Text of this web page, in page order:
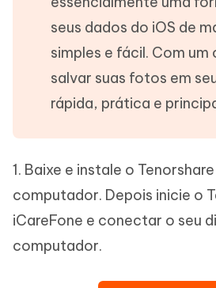
seus dados do iOS de
simples e fácil. Com
salvar suas fotos em
rápida, prática e
1. Baixe e instale o
computador. Depois inicie o
iCareFone e conectar o seu
computador.